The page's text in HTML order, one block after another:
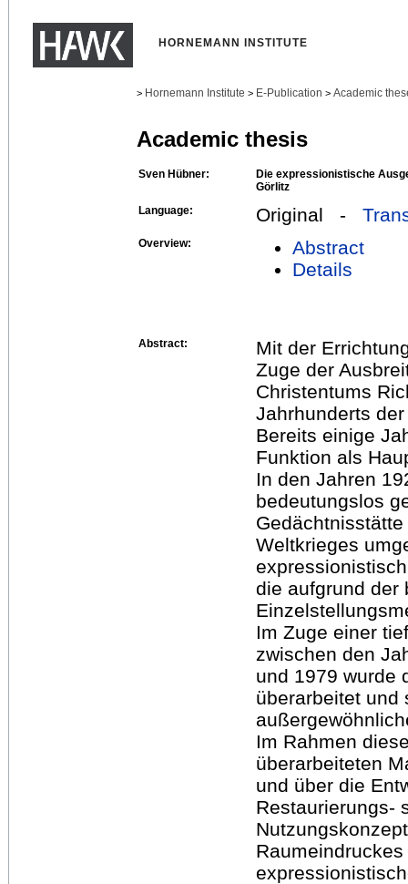
HORNEMANN INSTITUTE
> Hornemann Institute > E-Publication > Academic
Academic thesis
Sven Hübner:
Die expressionistische
Görlitz
Language:
Original -
Overview:
Abstract
Details
Abstract:
Mit der
Zuge der
Christentums
Jahrhunderts
Bereits einige
Funktion als
In den Jahren
bedeutungslos
Weltkrieges
die aufgrund der
Im Zuge einer
zwischen den
und 1979 wurde
überarbeitet und
Im Rahmen
überarbeiteten
und über die
Restaurierungs-